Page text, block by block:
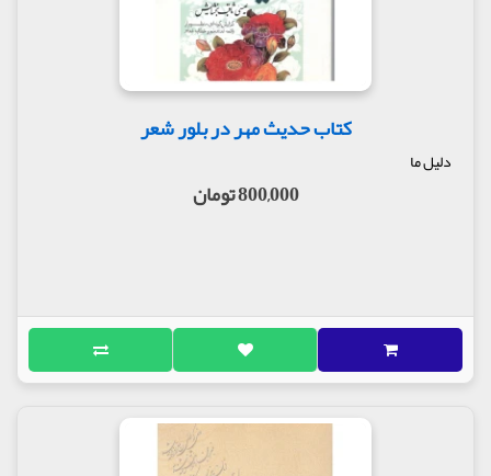
کتاب حدیث مهر در بلور شعر
دلیل ما
800,000 تومان